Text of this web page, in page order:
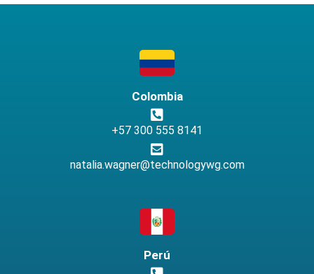
Colombia
+57 300 555 8141
natalia.wagner@technologywg.com
Perú